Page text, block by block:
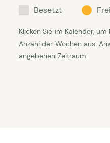
Besetzt
Klicken Sie im Kalender,
Anzahl der Wochen aus.
angebenen Zeitraum.